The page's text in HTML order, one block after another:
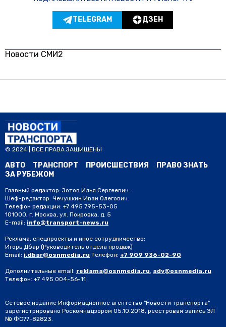
TELEGRAM ДЗЕН
Новости СМИ2
© 2024 | ВСЕ ПРАВА ЗАЩИЩЕНЫ
АВТО ТРАНСПОРТ ПРОИСШЕСТВИЯ
ПРАВО ЗНАТЬ
ЗА РУБЕЖОМ
Главный редактор: Зотов Илья Сергеевич.
Шеф-редактор: Чечушкин Иван Олегович.
Телефон редакции: +7 495 795-53-05
101000, г. Москва, ул. Покровка, д. 5
E-mail: info@transport-news.ru
Реклама, спецпроекты и иное сотрудничество:
Игорь Дбар (Руководитель отдела продаж)
Email: i.dbar@osnmedia.ru Телефон: +7 909 936-02-90
Дополнительные email: reklama@osnmedia.ru, adv@osnmedia.ru
Телефон: +7 495 004-56-11
Сетевое издание Информационное агентство "Новости транспорта"
зарегистрировано Роскомнадзором 05.10.2018, реестровая запись ЭЛ
№ ФС77-82823.